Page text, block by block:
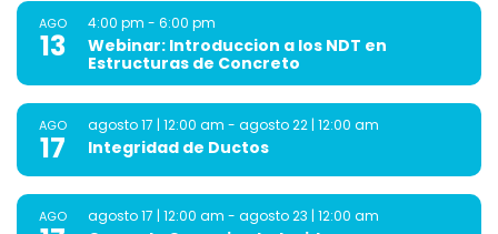
AGO
13
4:00 pm - 6:00 pm
Webinar: Introduccion a los NDT en
Estructuras de Concreto
AGO
17
agosto 17 | 12:00 am - agosto 22 | 12:00 am
Integridad de Ductos
AGO agosto 17 | 12:00 am - agosto 23 | 12:00 am